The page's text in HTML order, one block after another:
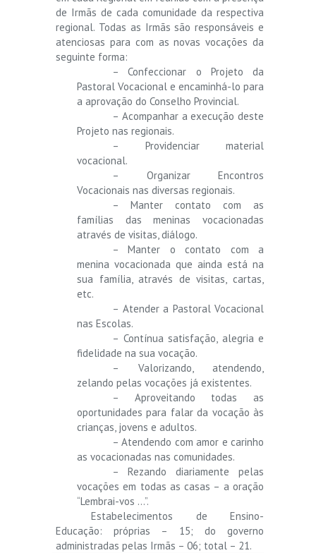
de Irmãs de cada comunidade da respectiva
regional. Todas as Irmãs são responsáveis e
atenciosas para com as novas vocações da
seguinte forma:
– Confeccionar o Projeto da
Pastoral Vocacional e encaminhá-lo para
a aprovação do Conselho Provincial.
– Acompanhar a execução deste
Projeto nas regionais.
– Providenciar material
vocacional.
– Organizar Encontros
Vocacionais nas diversas regionais.
– Manter contato com as
famílias das meninas vocacionadas
através de visitas, diálogo.
– Manter o contato com a
menina vocacionada que ainda está na
sua família, através de visitas, cartas,
etc.
– Atender a Pastoral Vocacional
nas Escolas.
– Contínua satisfação, alegria e
fidelidade na sua vocação.
– Valorizando, atendendo,
zelando pelas vocações já existentes.
– Aproveitando todas as
oportunidades para falar da vocação às
crianças, jovens e adultos.
– Atendendo com amor e carinho
as vocacionadas nas comunidades.
– Rezando diariamente pelas
vocações em todas as casas – a oração
“Lembrai-vos …”.
Estabelecimentos de Ensino-
Educação: próprias – 15; do governo
administradas pelas Irmãs – 06; total – 21.